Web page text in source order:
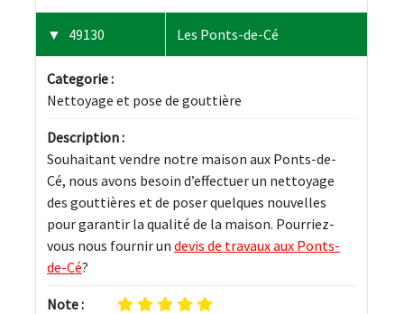
49130 Les Ponts-de-Cé
Categorie :
Nettoyage et pose de gouttière
Description :
Souhaitant vendre notre maison aux Ponts-de-
Cé, nous avons besoin d’effectuer un nettoyage
des gouttières et de poser quelques nouvelles
pour garantir la qualité de la maison. Pourriez-
vous nous fournir un devis de travaux aux Ponts-
de-Cé?
Note :